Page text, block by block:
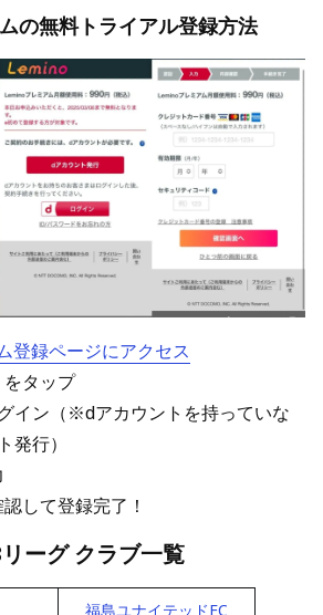
の無料トライアル登録方法
登録ページにアクセス
タップ
イン（※dアカウントを持っていな
発行）
して登録完了！
ーグ クラブ一覧
福島ユナイテッドFC